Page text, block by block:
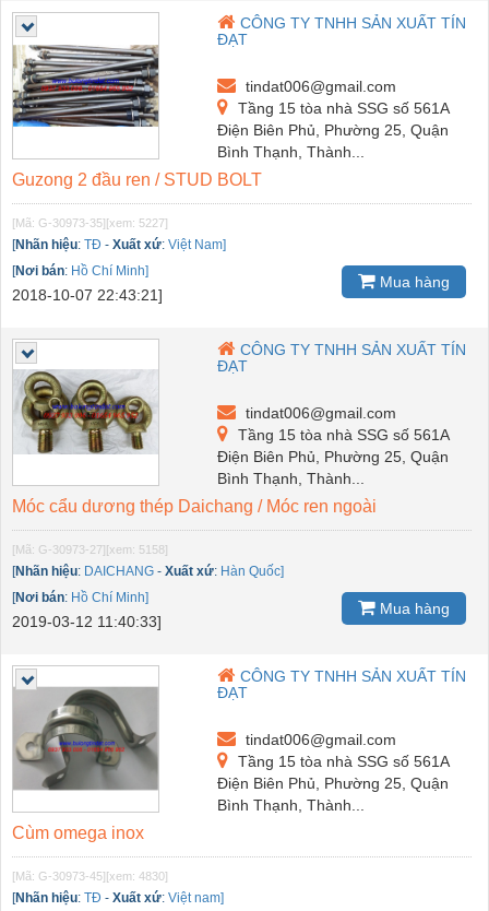
CÔNG TY TNHH SẢN XUẤT TÍN
ĐẠT
tindat006@gmail.com
Tầng 15 tòa nhà SSG số 561A
Điện Biên Phủ, Phường 25, Quận
Bình Thạnh, Thành...
Guzong 2 đầu ren / STUD BOLT
[Mã: G-30973-35][xem: 5227]
[Nhãn hiệu: TĐ - Xuất xứ: Việt Nam]
[Nơi bán: Hồ Chí Minh]
2018-10-07 22:43:21]
Mua hàng
CÔNG TY TNHH SẢN XUẤT TÍN
ĐẠT
tindat006@gmail.com
Tầng 15 tòa nhà SSG số 561A
Điện Biên Phủ, Phường 25, Quận
Bình Thạnh, Thành...
Móc cẩu dương thép Daichang / Móc ren ngoài
[Mã: G-30973-27][xem: 5158]
[Nhãn hiệu: DAICHANG - Xuất xứ: Hàn Quốc]
[Nơi bán: Hồ Chí Minh]
2019-03-12 11:40:33]
Mua hàng
CÔNG TY TNHH SẢN XUẤT TÍN
ĐẠT
tindat006@gmail.com
Tầng 15 tòa nhà SSG số 561A
Điện Biên Phủ, Phường 25, Quận
Bình Thạnh, Thành...
Cùm omega inox
[Mã: G-30973-45][xem: 4830]
[Nhãn hiệu: TĐ - Xuất xứ: Việt nam]